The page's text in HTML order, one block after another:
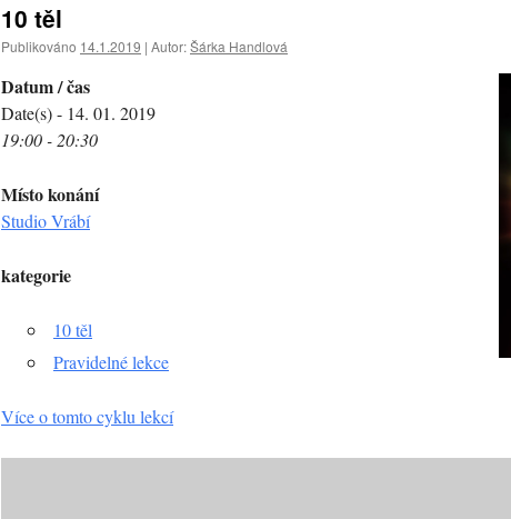
10 těl
Publikováno 14.1.2019 | Autor:Šárka Handlová
Datum / čas
Date(s) - 14. 01. 2019
19:00 - 20:30
Místo konání
Studio Vrábí
kategorie
10 těl
Pravidelné lekce
Více o tomto cyklu lekcí